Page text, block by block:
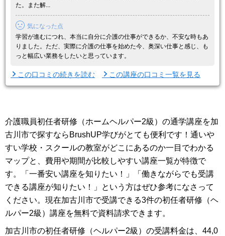
た。また解...
気になった点
学習が進むにつれ、本当に自分に介護の仕事ができるか、不安な時もあ
りました。ただ、実際に介護の仕事を始めた今、奥深い仕事と感じ、も
っと幅広い業務をしたいと思っています。
この口コミの続きを読む この講座の口コミ一覧を見る
介護職員初任者研修（ホームヘルパー2級）の通学講座を加
古川市で探すならBrushUP学びがとても便利です！通いや
すい学校・スクールの教室がどこにあるのか一目でわかる
マップと、費用や期間が比較しやすい講座一覧が特徴で
す。「一番安い講座を知りたい！」「働きながらでも受講
できる講座が知りたい！」という方はぜひ参考になさって
ください。現在加古川市で受講できる3件の初任者研修（ヘ
ルパー2級）講座を無料で資料請求できます。
加古川市の初任者研修（ヘルパー2級）の受講料金は、44,0